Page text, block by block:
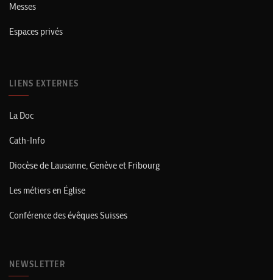
Messes
Espaces privés
LIENS EXTERNES
La Doc
Cath-Info
Diocèse de Lausanne, Genève et Fribourg
Les métiers en Église
Conférence des évêques Suisses
NEWSLETTER